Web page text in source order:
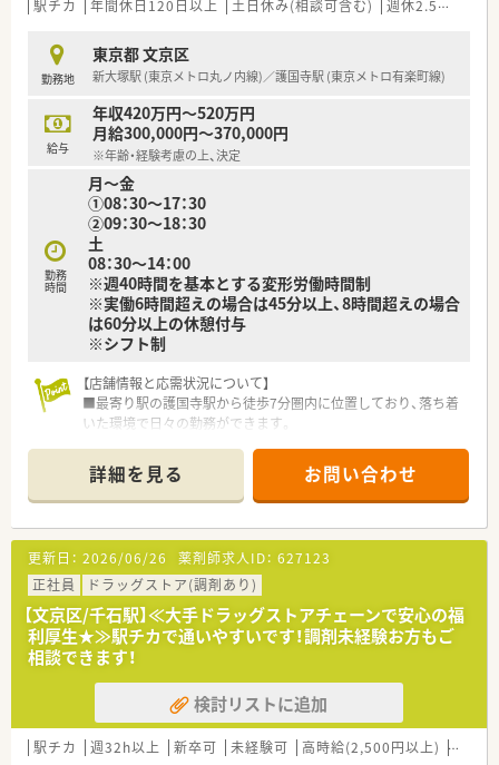
■コロナ禍のような社会情勢の変化に対しても非常に強い基盤
を持っており、離職者が少なく腰を据えて働ける安心感がありま
す。
■ドラッグストアを多数運営していますが、調剤とOTCで完全に
別採用の体制をとっているため調剤業務に特化して活躍できま
す。
【勤務実態について】
■開局時間は月曜日から金曜日が19時まで、土曜日が18時まで
となっており、日曜日と祝日は完全にお休みとなります。
■年間休日は120日以上が確保されており、月ごとの公休日は店
舗により異なりますが、日祝に加えてもう1日休める体制です。
■常勤薬剤師が1名、パート薬剤師が1名決定しており、今回はさ
らにもう1名を追加予定の、常時2から3名体制の職場です。
【職場環境と雰囲気】
名となっており、決して1人薬剤師にはさせない体制です。
■応援体制やヘルプ体制がしっかりと構築されているため、急な
欠員が発生した場合でも近隣店舗から相互に支え合えます。
は専門業務である調剤や患者様への対応にしっかりと集中でき
ます。
駅チカ 年間休日120日以上 土日休み(相談可含む) 週休2.5日以上
勤務地
東京都 文京区
新大塚駅 (東京メトロ丸ノ内線)／護国寺駅 (東京メトロ有楽町線)
給与
年収420万円～520万円
月給300,000円～370,000円
※年齢・経験考慮の上、決定
勤務
時間
月～金
①08：30～17：30
②09：30～18：30
土
08：30～14：00
※週40時間を基本とする変形労働時間制
※実働6時間超えの場合は45分以上、8時間超えの場合
は60分以上の休憩付与
※シフト制
【店舗情報と応需状況について】
■最寄り駅の護国寺駅から徒歩7分圏内に位置しており、落ち着
いた環境で日々の勤務ができます。
あたり平均70枚に対応しています。
■薬剤師は常勤3名と非常勤1名の複数名体制で、互いに協力し
ながら業務を進めています。
【法人特徴について】
■社員の93%が薬剤師と管理栄養士で構成されている、非常に
専門性の高いプロフェッショナル集団です。
■すべての店舗で在宅訪問を実施しており、地域包括ケアシステ
ムの中で重要な役割を担っています。
■健康サポート薬局として地域住民向けのセミナーを多数開催
し、健康増進活動に貢献しています。
【職場環境と雰囲気】
■優しさや思いやりを大切にする穏やかな人柄のスタッフが多
く、人間関係が良好な職場環境です。
詳細を見る お問い合わせ
更新日： 2026/06/26 薬剤師求人ID： 627123
正社員
ドラッグストア(調剤あり)
【文京区/千石駅】≪大手ドラッグストアチェーンで安心の福
利厚生★≫駅チカで通いやすいです！調剤未経験お方もご
相談できます！
検討リストに追加
駅チカ 週32h以上 新卒可 未経験可 高時給(2,500円以上) 認定